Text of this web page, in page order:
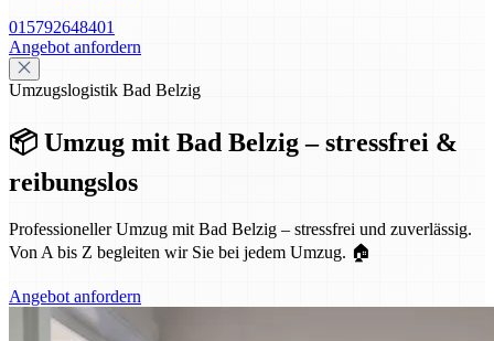
015792648401
Angebot anfordern
Umzugslogistik Bad Belzig
📦 Umzug mit Bad Belzig – stressfrei &
reibungslos
Professioneller Umzug mit Bad Belzig – stressfrei und zuverlässig.
Von A bis Z begleiten wir Sie bei jedem Umzug. 🏠
Angebot anfordern